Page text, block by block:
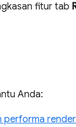
fitur tab
Anda:
performa